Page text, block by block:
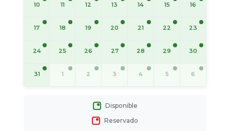
10 11 12 13 14 15 16
17 18 19 20 21 22 23
24 25 26 27 28 29 30
31 1 2 3 4 5 6
Disponible
Reservado